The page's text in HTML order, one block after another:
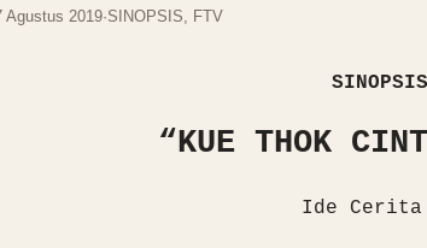
Agustus 2019·SINOPSIS, FTV
“KUE THOK
Ide Cerita